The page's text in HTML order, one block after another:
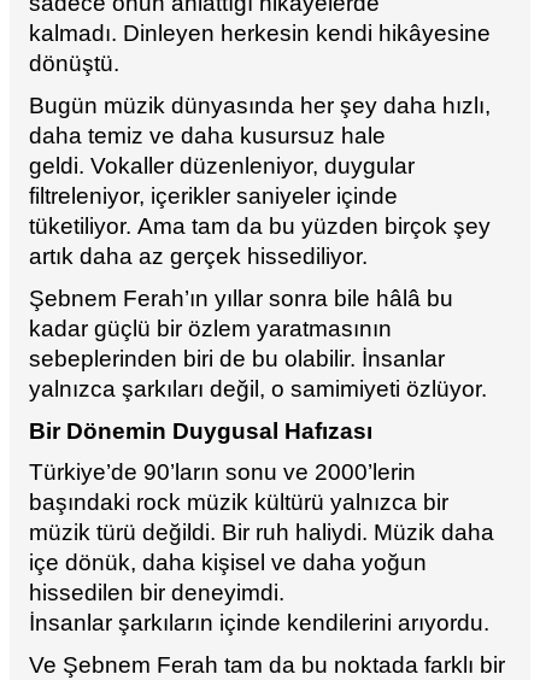
kalmadı. Dinleyen herkesin kendi hikâyesine
dönüştü.
Bugün müzik dünyasında her şey daha hızlı,
daha temiz ve daha kusursuz hale
geldi. Vokaller düzenleniyor, duygular
filtreleniyor, içerikler saniyeler içinde
tüketiliyor. Ama tam da bu yüzden birçok şey
artık daha az gerçek hissediliyor.
Şebnem Ferah’ın yıllar sonra bile hâlâ bu
kadar güçlü bir özlem yaratmasının
sebeplerinden biri de bu olabilir. İnsanlar
yalnızca şarkıları değil, o samimiyeti özlüyor.
Bir Dönemin Duygusal Hafızası
Türkiye’de 90’ların sonu ve 2000’lerin
başındaki rock müzik kültürü yalnızca bir
müzik türü değildi. Bir ruh haliydi. Müzik daha
içe dönük, daha kişisel ve daha yoğun
hissedilen bir deneyimdi.
İnsanlar şarkıların içinde kendilerini arıyordu.
Ve Şebnem Ferah tam da bu noktada farklı bir